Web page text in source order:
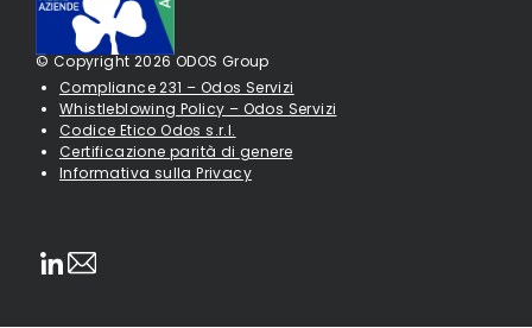
© Copyright 2026 ODOS Group
Compliance 231 – Odos Servizi
Whistleblowing Policy – Odos Servizi
Codice Etico Odos s.r.l.
Certificazione parità di genere
Informativa sulla Privacy